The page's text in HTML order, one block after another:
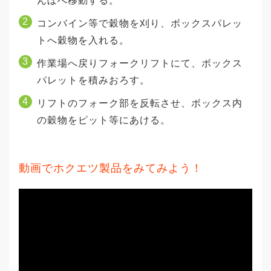
コンバイン等で穀物を刈り、ボックスパレッ
トへ穀物を入れる。
作業場へ戻りフォークリフトにて、ボックス
パレットを積みおろす。
リフトのフォーク部を反転させ、ボックス内
の穀物をピット等にあける。
動画でホクエツ製品をみてみよう！